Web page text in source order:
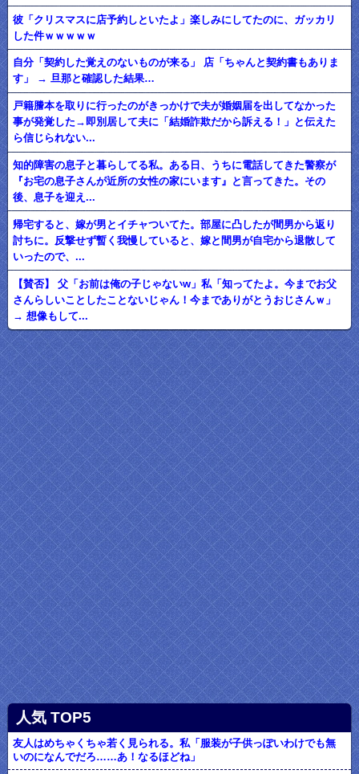
彼「クリスマスに店予約しといたよ」楽しみにしてたのに、ガッカリ
した件ｗｗｗｗｗ
自分「契約した覚えのないものが来る」 店「ちゃんと契約書もありま
す」 → 旦那と確認した結果…
戸籍謄本を取りに行ったのがきっかけで夫が婚姻届を出してなかった
事が発覚した→即別居して夫に「結婚詐欺だから訴える！」と伝えた
ら信じられない...
知的障害の息子と暮らしてる私。ある日、うちに電話してきた警察が
『お宅の息子さんが近所の女性の家にいます』と言ってきた。その
後、息子を迎え...
帰宅すると、嫁が男とイチャついてた。部屋に凸したが間男から返り
討ちに。反撃せず暫く我慢していると、嫁と間男が自宅から退散して
いったので、...
【賛否】 父「お前は俺の子じゃないw」私「知ってたよ。今までお父
さんらしいことしたことないじゃん！今までありがとうおじさんｗ」
→ 想像もして...
人気 TOP5
友人はめちゃくちゃ若く見られる。私「服装が子供っぽいわけでも無
いのになんでだろ……あ！なるほどね」